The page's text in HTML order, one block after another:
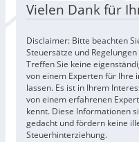
Vielen Dank für
Disclaimer: Bitte beachten
Steuersätze und
Treffen Sie keine
von einem Experten für Ihre
lassen. Es ist in Ihrem
von einem erfahrenen
kennt. Diese Informationen
gedacht und fördern keine
Steuerhinterziehung.